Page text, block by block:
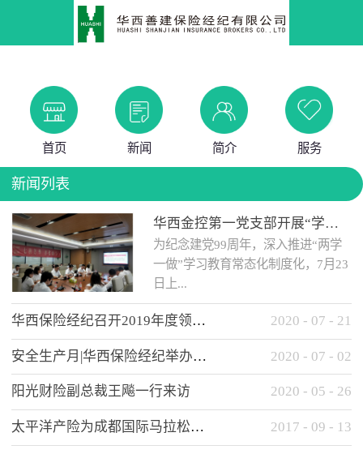
首页 新闻 简介 服务
新闻列表
华西金控第一党支部开展“学党史 知党情 做合格党员”主题教育工作会
为纪念建党99周年，深入推进“两学
一做”学习教育常态化制度化，7月23
日上...
午，华西金控第一党支部举办了“学
党史、知党情、...
华西保险经纪召开2019年度领导班子述职考核工作会 2020 - 07 - 21
安全生产月|华西保险经纪举办应急消防安全知识培训 2020 - 07 - 02
阳光财险副总裁王飚一行来访 2020 - 05 - 26
太平洋产险为成都国际马拉松提供全方位保险保障 2017 - 09 - 13